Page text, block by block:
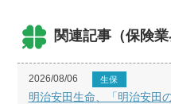
関連記事（保険業
2026/08/06 生保
明治安田生命、「明治安田